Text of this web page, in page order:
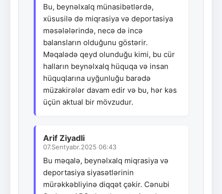
Bu, beynəlxalq münasibətlərdə,
xüsusilə də miqrasiya və deportasiya
məsələlərində, necə də incə
balansların olduğunu göstərir.
Məqalədə qeyd olunduğu kimi, bu cür
halların beynəlxalq hüquqa və insan
hüquqlarına uyğunluğu barədə
müzakirələr davam edir və bu, hər kəs
üçün aktual bir mövzudur.
Arif Ziyadli
07.Sentyabr.2025 06:43
Bu məqalə, beynəlxalq miqrasiya və
deportasiya siyasətlərinin
mürəkkəbliyinə diqqət çəkir. Cənubi